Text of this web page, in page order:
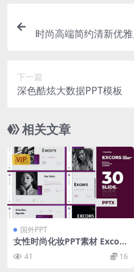
时尚高端简约清新优
下一篇
深色酷炫大数据PPT模板
相关文章
VIP
国外PPT
女性时尚化妆PPT素材 Excors
– Business Presentation Po
werPoint Template
41 16